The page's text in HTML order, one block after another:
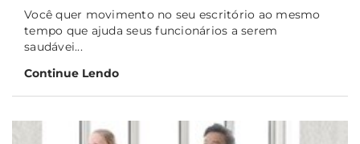
Você quer movimento no seu escritório ao mesmo
tempo que ajuda seus funcionários a serem
saudávei...
Continue Lendo